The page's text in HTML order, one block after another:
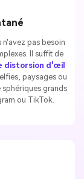
pas besoin
Il suffit de
distorsion d'œil
paysages ou
grands
ou TikTok.